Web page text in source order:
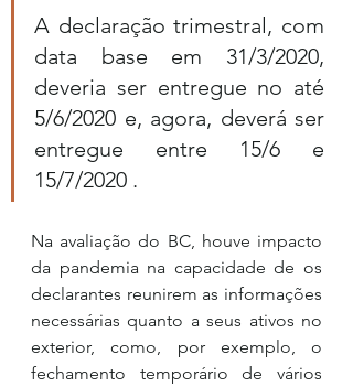
A declaração trimestral, com
data base em 31/3/2020,
deveria ser entregue no até
5/6/2020 e, agora, deverá ser
entregue entre 15/6 e
15/7/2020 .
Na avaliação do BC, houve impacto
da pandemia na capacidade de os
declarantes reunirem as informações
necessárias quanto a seus ativos no
exterior, como, por exemplo, o
fechamento temporário de vários